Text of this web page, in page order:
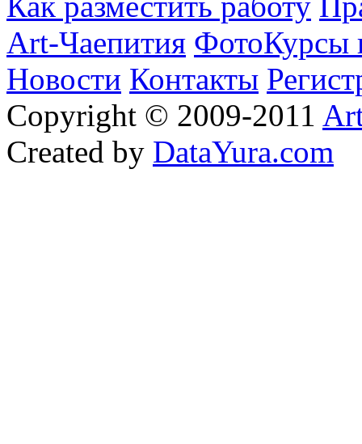
Art-Чаепития ФотоКурсы
Новости Контакты
Copyright © 2009-2011
Created by DataYura.com